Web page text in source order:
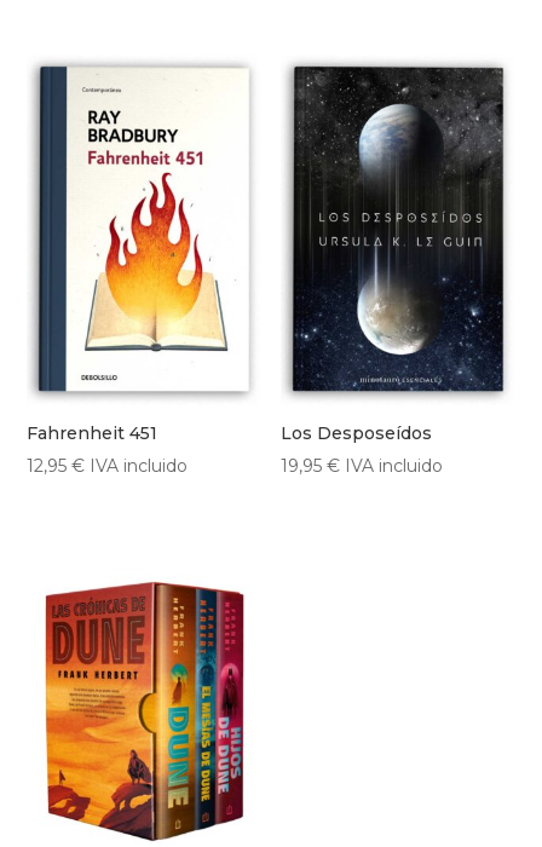
Fahrenheit 451
12,95€ IVA incluido
Los Desposeídos
19,95€ IVA incluido